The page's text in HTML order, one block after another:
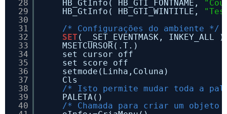
28
29
30
31
32
33
34
35
36
37
38
39
40
HB_GtInfo( HB_GTI_FONTNAME,
HB_GtInfo( HB_GTI_WINTITLE,
/* Configurações do ambiente */
SET ( _SET_EVENTMASK,
MSETCURSOR(.T.)
set cursor off
set score off
setmode(Linha,Coluna)
Cls
/* Isto permite mudar toda a
PALETA()
/* Chamada para criar um objeto